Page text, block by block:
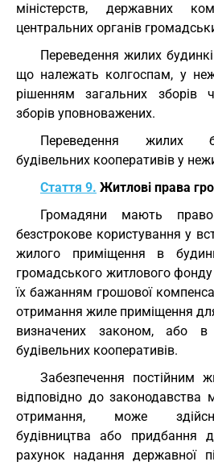
міністерств, державних
центральних органів
Переведення жилих
що належать колгоспам, у
рішенням загальних зборів
зборів уповноважених.
Переведення жилих
будівельних кооперативів у
Стаття 9. Житлові права
Громадяни мають
безстрокове користування у
жилого приміщення в
громадського житлового
їх бажанням грошової
отримання жиле приміщення
визначених законом, або в
будівельних кооперативів.
Забезпечення постійним
відповідно до
отримання, може
будівництва або придбання
рахунок надання державної